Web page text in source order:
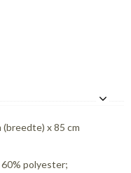
x 85 cm
polyester;